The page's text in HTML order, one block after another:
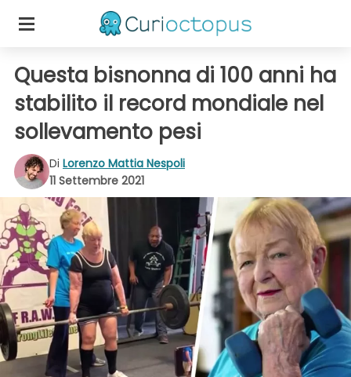
Questa bisnonna di 100 anni ha
stabilito il record mondiale nel
sollevamento pesi
Di Lorenzo Mattia Nespoli
11 Settembre 2021